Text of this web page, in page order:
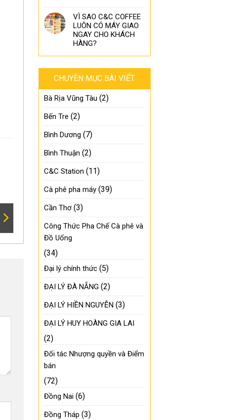
VÌ SAO C&C COFFEE
LUÔN CÓ MÁY GIAO
NGAY CHO KHÁCH
HÀNG?
CHUYÊN MỤC BÀI VIẾT
Bà Rịa Vũng Tàu (2)
Bến Tre (2)
Bình Dương (7)
Bình Thuận (2)
C&C Station (11)
Cà phê pha máy (39)
Cần Thơ (3)
Công Thức Pha Chế Cà phê và
Đồ Uống
(34)
Đại lý chính thức (5)
ĐẠI LÝ ĐÀ NẴNG (2)
ĐẠI LÝ HIỀN NGUYỄN (3)
ĐẠI LÝ HUY HOÀNG GIA LAI
(2)
Đối tác Nhượng quyền và Điểm
bán
(72)
Đồng Nai (6)
Đồng Tháp (3)